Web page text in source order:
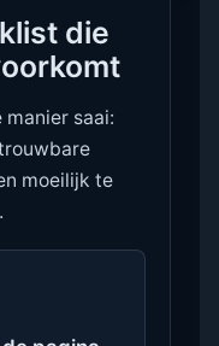
die
manier saai:
moeilijk te